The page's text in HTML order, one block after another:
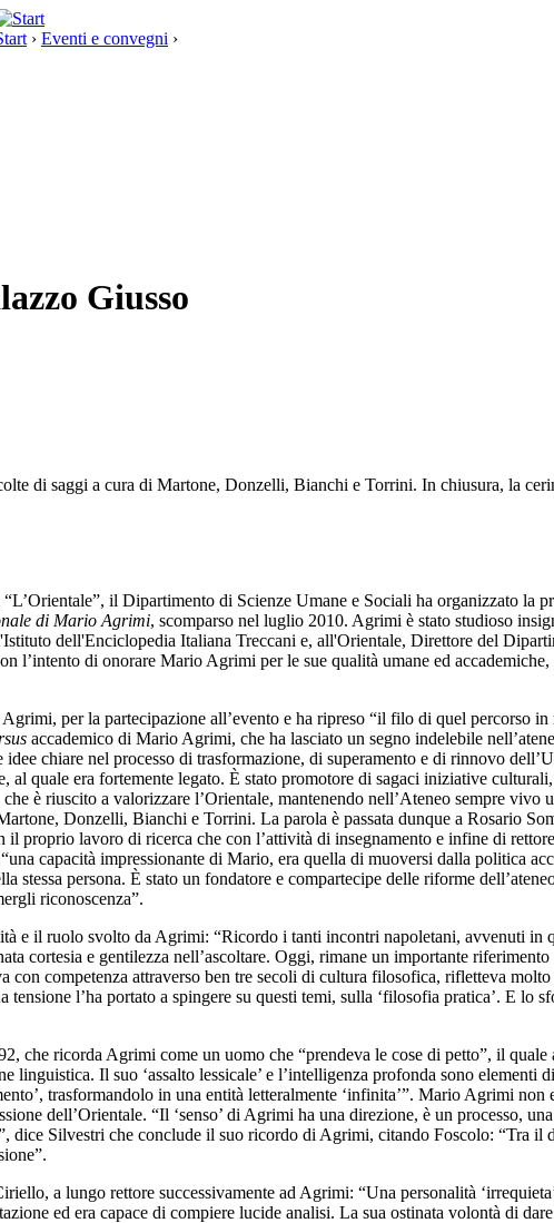
› Eventi e convegni ›
Giusso
di saggi a cura di Martone, Donzelli, Bianchi e Torrini. In chiusura, la
il Dipartimento di Scienze Umane e Sociali ha organizzato la
di Mario Agrimi, scomparso nel luglio 2010. Agrimi è stato studioso
dell'Enciclopedia Italiana Treccani e, all'Orientale, Direttore del
l’intento di onorare Mario Agrimi per le sue qualità umane ed
per la partecipazione all’evento e ha ripreso “il filo di quel percorso
accademico di Mario Agrimi, che ha lasciato un segno indelebile
chiare nel processo di trasformazione, di superamento e di rinnovo
quale era fortemente legato. È stato promotore di sagaci iniziative
è riuscito a valorizzare l’Orientale, mantenendo nell’Ateneo sempre vivo
Donzelli, Bianchi e Torrini. La parola è passata dunque a Rosario
lavoro di ricerca che con l’attività di insegnamento e infine di
capacità impressionante di Mario, era quella di muoversi dalla politica
persona. È stato un fondatore e compartecipe delle riforme
riconoscenza”.
e il ruolo svolto da Agrimi: “Ricordo i tanti incontri napoletani, avvenuti in
cortesia e gentilezza nell’ascoltare. Oggi, rimane un importante
competenza attraverso ben tre secoli di cultura filosofica, rifletteva
l’ha portato a spingere su questi temi, sulla ‘filosofia pratica’. E lo
ricorda Agrimi come un uomo che “prendeva le cose di petto”, il quale
Il suo ‘assalto lessicale’ e l’intelligenza profonda sono elementi
trasformandolo in una entità letteralmente ‘infinita’”. Mario Agrimi non
dell’Orientale. “Il ‘senso’ di Agrimi ha una direzione, è un processo,
Silvestri che conclude il suo ricordo di Agrimi, citando Foscolo: “Tra il
a lungo rettore successivamente ad Agrimi: “Una personalità
ed era capace di compiere lucide analisi. La sua ostinata volontà di